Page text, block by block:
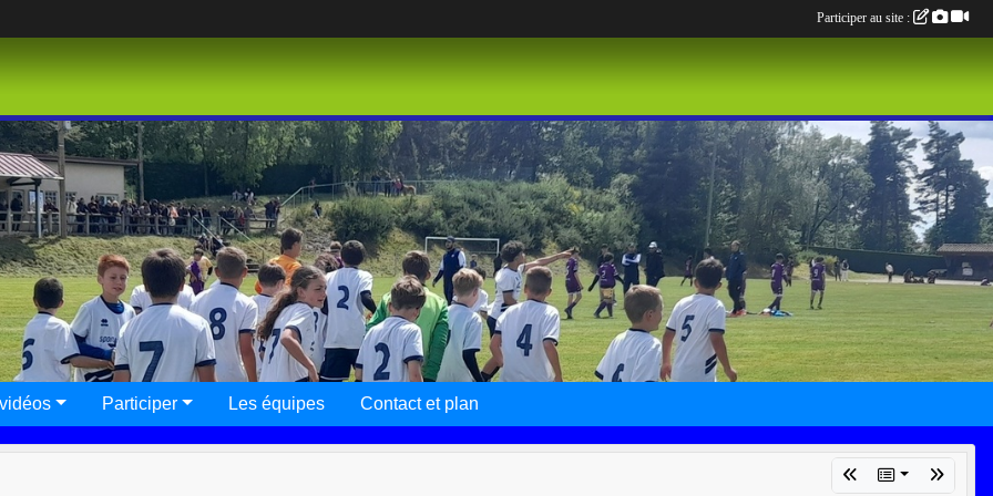
Participer Les équipes Contact et plan
Participer au site :